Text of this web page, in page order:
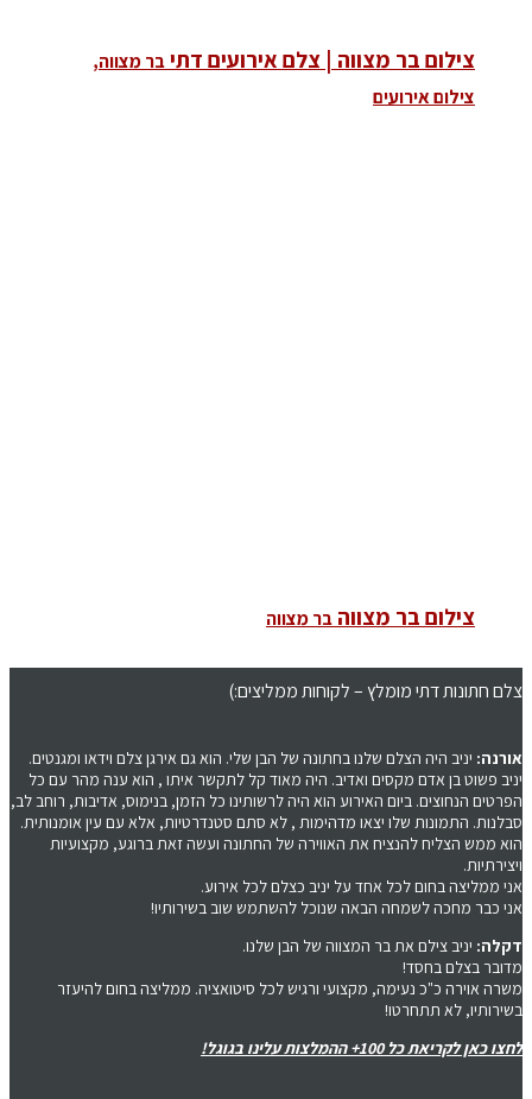
צילום בר מצווה | צלם אירועים דתיבר מצווה,
צילום אירועים
צילום בר מצווה בר מצווה
צלם חתונות דתי מומלץ – לקוחות ממליצים:)
אורנה: יניב היה הצלם שלנו בחתונה של הבן שלי. הוא גם אירגן צלם וידאו ומגנטים.
יניב פשוט בן אדם מקסים ואדיב. היה מאוד קל לתקשר איתו , הוא ענה מהר עם כל
הפרטים הנחוצים. ביום האירוע הוא היה לרשותינו כל הזמן, בנימוס, אדיבות, רוחב לב,
סבלנות. התמונות שלו יצאו מדהימות , לא סתם סטנדרטיות, אלא עם עין אומנותית.
הוא ממש הצליח להנציח את האווירה של החתונה ועשה זאת ברוגע, מקצועיות
ויצירתיות.
אני ממליצה בחום לכל אחד על יניב כצלם לכל אירוע.
אני כבר מחכה לשמחה הבאה שנוכל להשתמש שוב בשירותיו!
דקלה: יניב צילם את בר המצווה של הבן שלנו.
מדובר בצלם בחסד!
משרה אוירה כ"כ נעימה, מקצועי ורגיש לכל סיטואציה. ממליצה בחום להיעזר
בשירותיו, לא תתחרטו!
לחצו כאן לקריאת כל 100+ ההמלצות עלינו בגוגל!